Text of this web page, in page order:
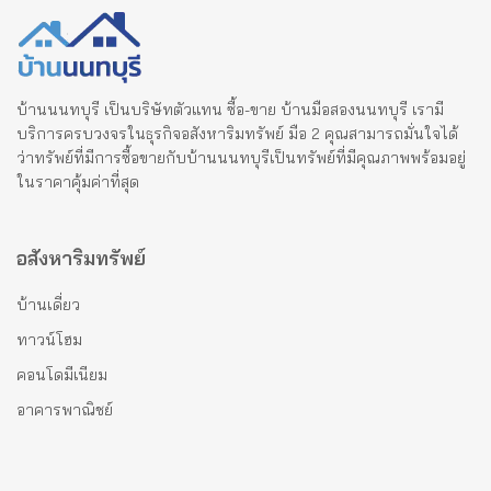
บ้านนนทบุรี เป็นบริษัทตัวแทน ซื้อ-ขาย บ้านมือสองนนทบุรี เรามี
บริการครบวงจรในธุรกิจอสังหาริมทรัพย์ มือ 2 คุณสามารถมั่นใจได้
ว่าทรัพย์ที่มีการซื้อขายกับบ้านนนทบุรีเป็นทรัพย์ที่มีคุณภาพพร้อมอยู่
ในราคาคุ้มค่าที่สุด
อสังหาริมทรัพย์
บ้านเดี่ยว
ทาวน์โฮม
คอนโดมีเนียม
อาคารพาณิชย์